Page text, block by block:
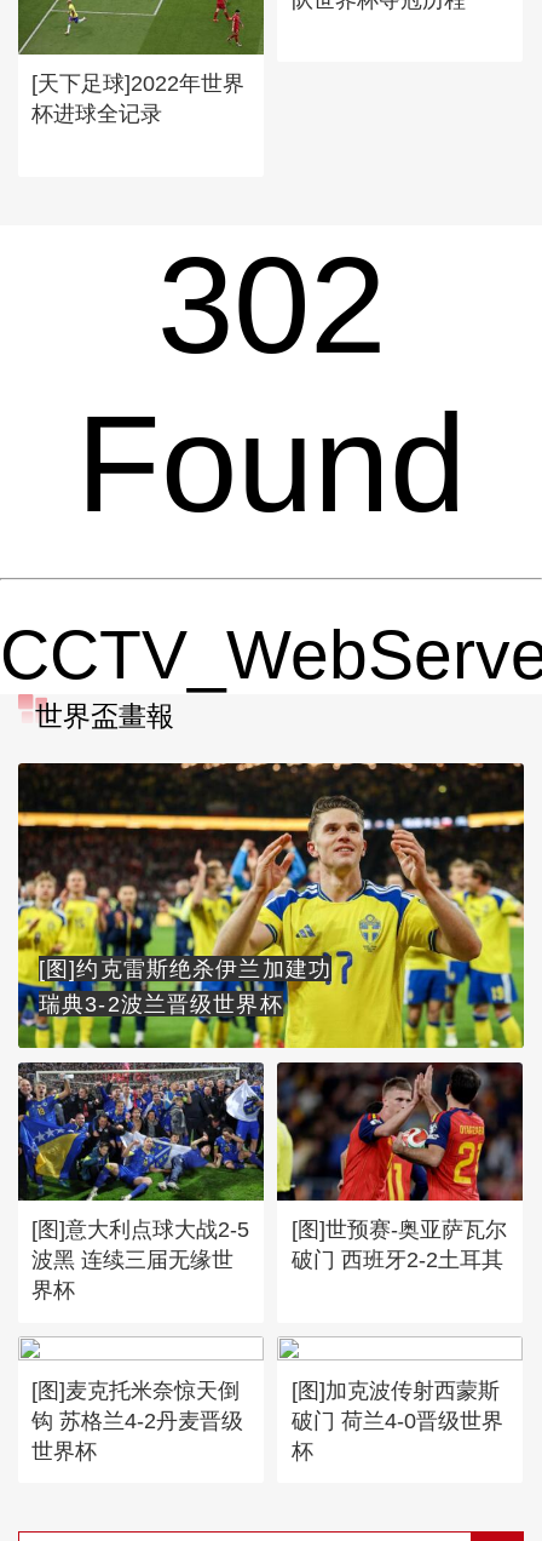
[天下足球]2022年世界
杯进球全记录
302
Found
世界盃畫報
[图]约克雷斯绝杀伊兰加建功
瑞典3-2波兰晋级世界杯
[图]意大利点球大战2-5
波黑 连续三届无缘世
界杯
[图]世预赛-奥亚萨瓦尔
破门 西班牙2-2土耳其
[图]麦克托米奈惊天倒
钩 苏格兰4-2丹麦晋级
世界杯
[图]加克波传射西蒙斯
破门 荷兰4-0晋级世界
杯